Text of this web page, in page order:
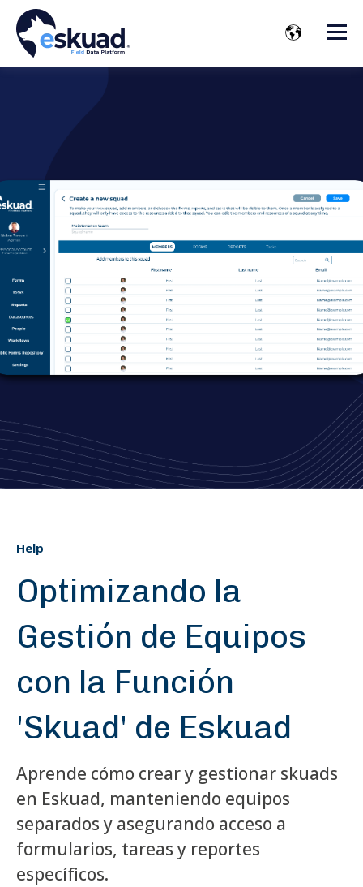
Help
Optimizando la
Gestión de Equipos
con la Función
'Skuad' de Eskuad
Aprende cómo crear y gestionar skuads
en Eskuad, manteniendo equipos
separados y asegurando acceso a
formularios, tareas y reportes
específicos.